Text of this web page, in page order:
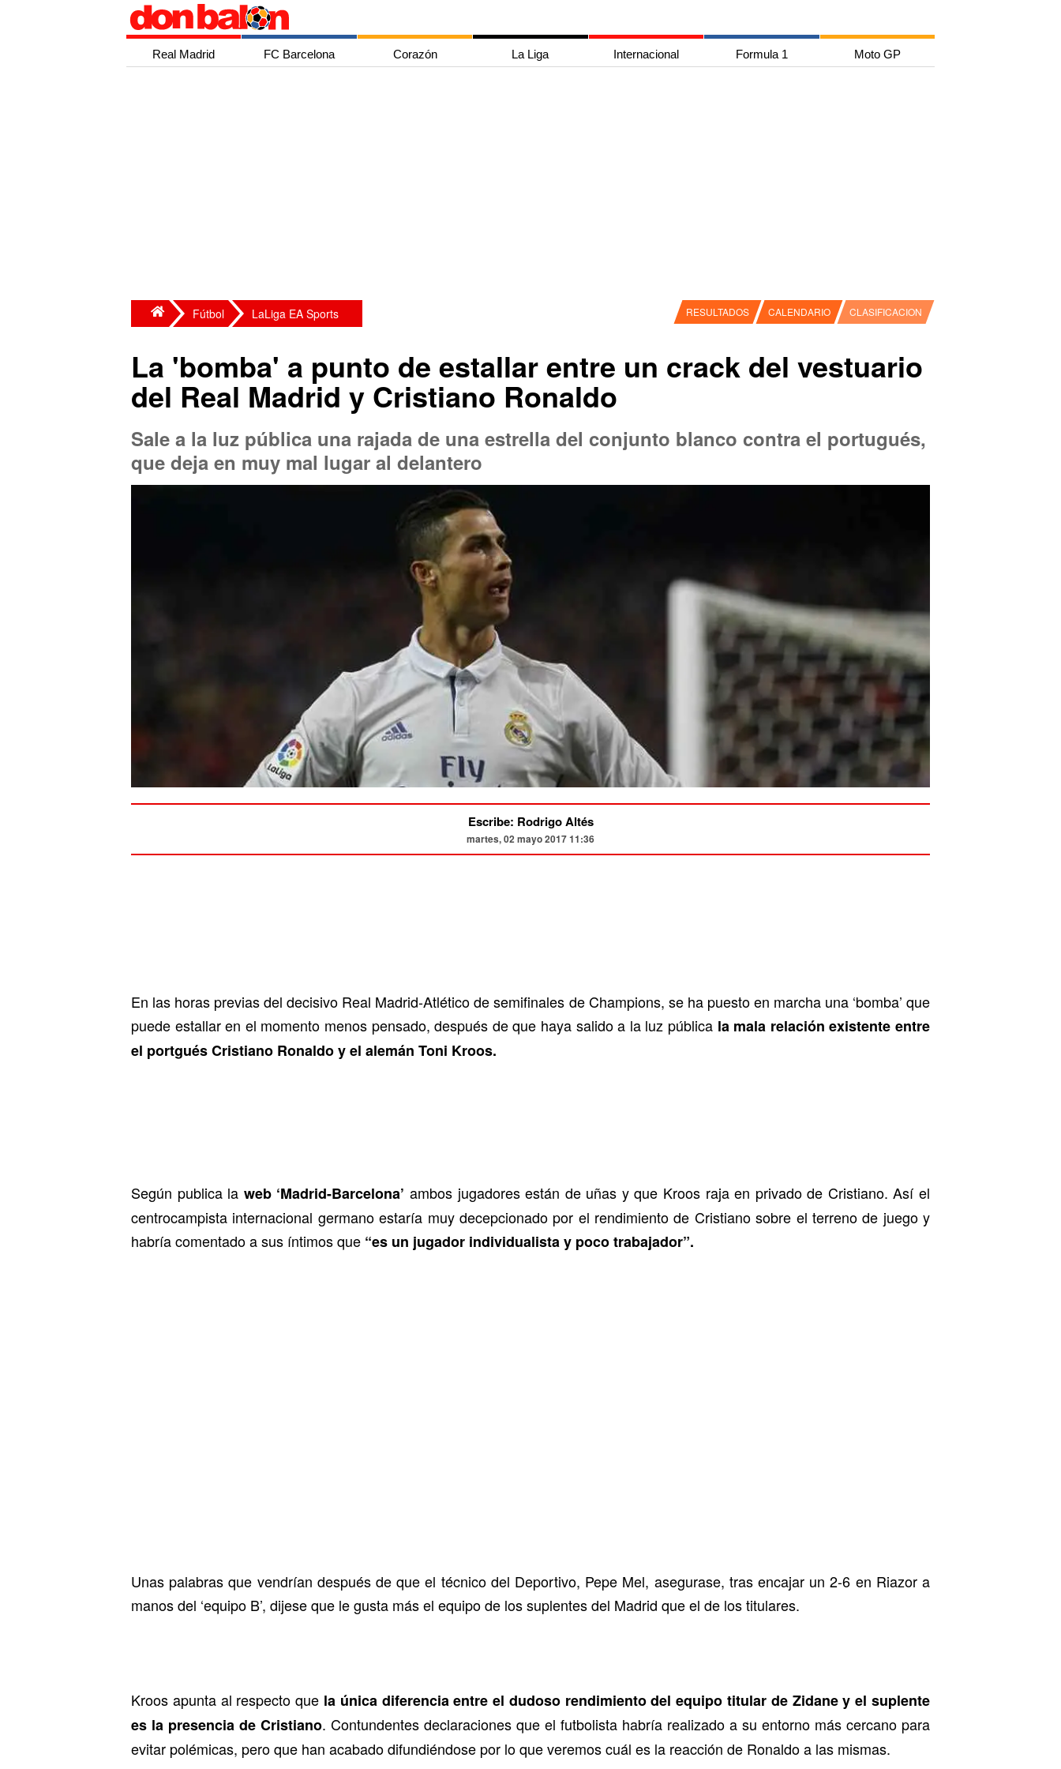
Real Madrid FC Barcelona Corazón La Liga Internacional Formula 1 Moto GP
Fútbol LaLiga EA Sports RESULTADOS CALENDARIO CLASIFICACION
La 'bomba' a punto de estallar entre un crack del vestuario
del Real Madrid y Cristiano Ronaldo
Sale a la luz pública una rajada de una estrella del conjunto blanco contra el portugués,
que deja en muy mal lugar al delantero
Escribe: Rodrigo Altés
martes, 02 mayo 2017 11:36
En las horas previas del decisivo Real Madrid-Atlético de semifinales de Champions, se ha puesto en marcha una ‘bomba’ que
puede estallar en el momento menos pensado, después de que haya salido a la luz pública la mala relación existente entre
el portgués Cristiano Ronaldo y el alemán Toni Kroos.
Según publica la web ‘Madrid-Barcelona’ ambos jugadores están de uñas y que Kroos raja en privado de Cristiano. Así el
centrocampista internacional germano estaría muy decepcionado por el rendimiento de Cristiano sobre el terreno de juego y
habría comentado a sus íntimos que “es un jugador individualista y poco trabajador”.
Unas palabras que vendrían después de que el técnico del Deportivo, Pepe Mel, asegurase, tras encajar un 2-6 en Riazor a
manos del ‘equipo B’, dijese que le gusta más el equipo de los suplentes del Madrid que el de los titulares.
Kroos apunta al respecto que la única diferencia entre el dudoso rendimiento del equipo titular de Zidane y el suplente
es la presencia de Cristiano. Contundentes declaraciones que el futbolista habría realizado a su entorno más cercano para
evitar polémicas, pero que han acabado difundiéndose por lo que veremos cuál es la reacción de Ronaldo a las mismas.